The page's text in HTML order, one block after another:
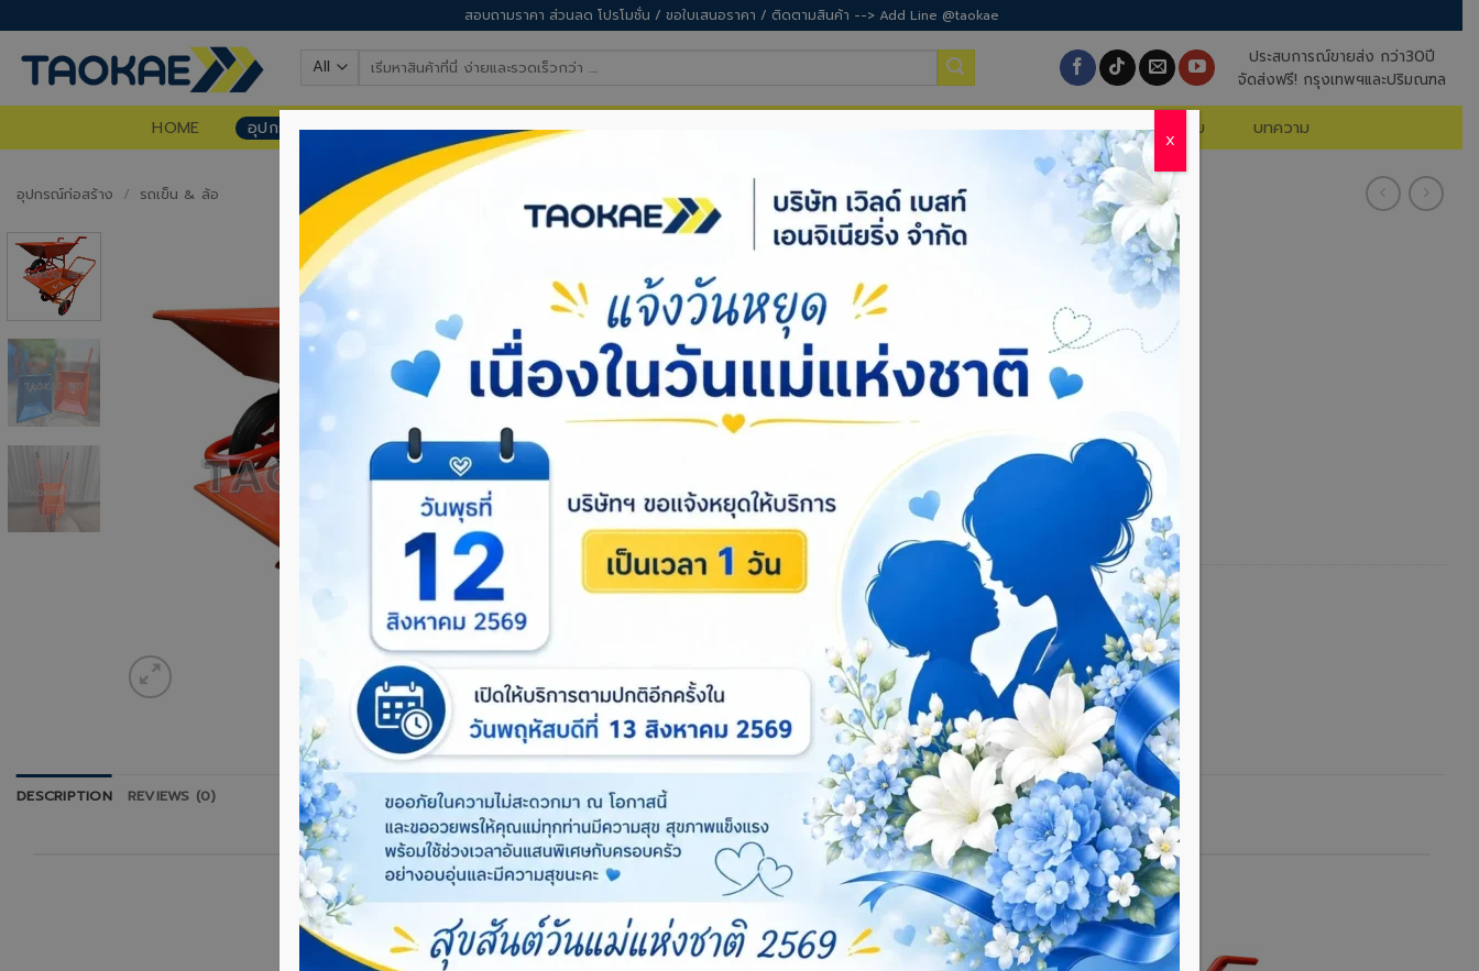
content
สอบถามราคา ส่วนลด โปรโมชั่น / ขอใบเสนอราคา / ติดตามสินค้า --> Add Line @taokae
Search
for:
ประสบการณ์ขายส่ง กว่า30ปี
จัดส่งฟรี! กรุงเทพฯและปริมณฑล
HOME อุปกรณ์ก่อสร้าง อุปกรณ์ทำสวน สินค้าจัดโปร คำถามที่พบบ่อย บทความ
อุปกรณ์ก่อสร้าง / รถเข็น & ล้อ
รถเข็นปูนล้อเดี่ยว
รถเข็นปูนล้อคู่
กระบะหนา 0.8 – 1.2 มม.
โครงสร้างทำจากเหล็กแป๊บ
Categories: รถเข็น & ล้อ,อุปกรณ์ก่อสร้าง
DESCRIPTION REVIEWS (0)
รถเข็นปูน / รถเข็นก่อสร้าง
X